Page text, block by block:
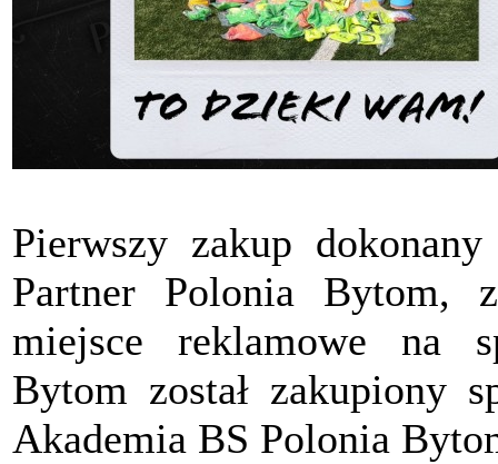
Pierwszy zakup
Partner Polonia Bytom,
miejsce reklamowe na
Bytom został zakupiony
Akademia BS Polonia